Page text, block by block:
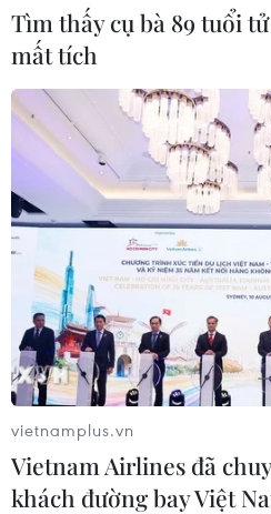
Ngoại giao khoa học
lưới khoa học quốc tế
phát triển
10/08/2026 04:35
phần hiếm có vào ngày
10/08/2026 04:35
Tìm thấy cụ bà 89 tuổi
mất tích
vietnamplus.vn
Vietnam Airlines đã
khách đường bay Việt